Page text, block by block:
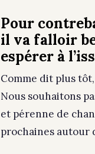
Pour
il va falloir
espérer à
Comme dit plus
Nous souhaitons
et pérenne de
prochaines autour